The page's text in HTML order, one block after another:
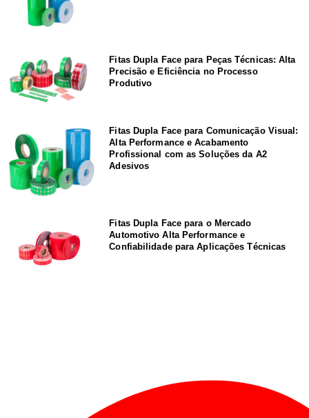
Fitas Dupla Face para Peças Técnicas: Alta
Precisão e Eficiência no Processo
Produtivo
Fitas Dupla Face para Comunicação Visual:
Alta Performance e Acabamento
Profissional com as Soluções da A2
Adesivos
Fitas Dupla Face para o Mercado
Automotivo Alta Performance e
Confiabilidade para Aplicações Técnicas